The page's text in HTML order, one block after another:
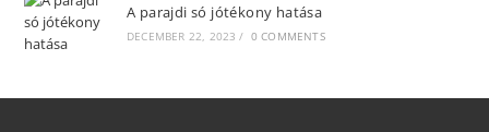
A parajdi só jótékony hatása
DECEMBER 22, 2023 / 0 COMMENTS